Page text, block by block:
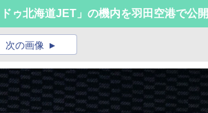
ゥ北海道JET」の機内を羽田空港で公開
次の画像